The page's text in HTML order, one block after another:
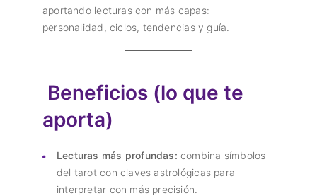
aportando lecturas con más capas:
personalidad, ciclos, tendencias y guía.
Beneficios (lo que te
aporta)
Lecturas más profundas: combina símbolos
del tarot con claves astrológicas para
interpretar con más precisión.